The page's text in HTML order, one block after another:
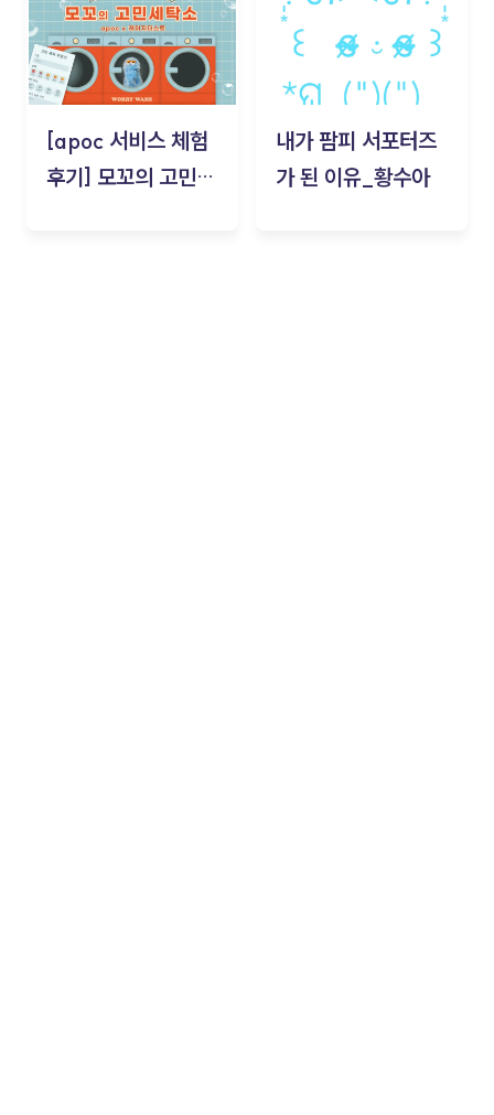
[apoc 서비스 체험
후기] 모꼬의 고민세
내가 팜피 서포터즈
가 된 이유_황수아